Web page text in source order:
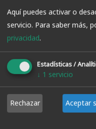
Aquí puedes activar o
servicio. Para saber más,
privacidad.
Estadísticas /
↓ 1 servicio
Rechazar Aceptar